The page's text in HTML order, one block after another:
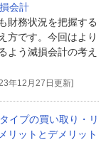
会計
財務状況を把握する
方です。今回はより
よう減損会計の考え
年12月27日更新]
イプの買い取り・リ
リットとデメリット